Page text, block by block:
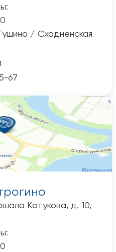
/ Сходненская
67
Катукова, д. 10,